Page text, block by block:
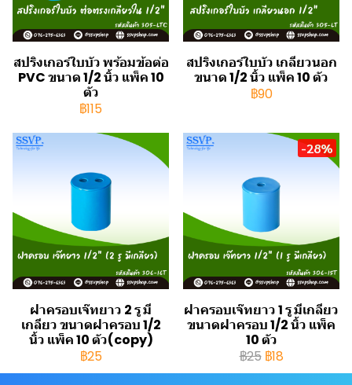
สปริงเกอร์ใบบัว พร้อมข้อต่อ
PVC ขนาด 1/2 นิ้ว แพ็ค 10
ตัว
฿115
สปริงเกอร์ใบบัว เกลียวนอก
ขนาด 1/2 นิ้ว แพ็ค 10 ตัว
฿90
ฝาครอบเจ๊ทยาว 2 รู มี
เกลียว ขนาดฝาครอบ 1/2
นิ้ว แพ็ค 10 ตัว(copy)
฿25
-28%
ฝาครอบเจ๊ทยาว 1 รู มีเกลียว
ขนาดฝาครอบ 1/2 นิ้ว แพ็ค
10 ตัว
฿25 ฿18